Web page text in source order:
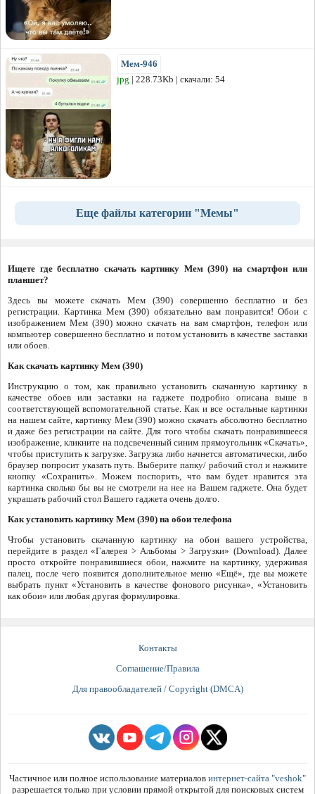
Мем-946
jpg | 228.73Kb | скачали: 54
Еще файлы категории "Мемы"
Ищете где бесплатно скачать картинку Мем (390) на смартфон или
планшет?
Здесь вы можете скачать Мем (390) совершенно бесплатно и без
регистрации. Картинка Мем (390) обязательно вам понравится! Обои с
изображением Мем (390) можно скачать на вам смартфон, телефон или
компьютер совершенно бесплатно и потом установить в качестве заставки
или обоев.
Как скачать картинку Мем (390)
Инструкцию о том, как правильно установить скачанную картинку в
качестве обоев или заставки на гаджете подробно описана выше в
соответствующей вспомогательной статье. Как и все остальные картинки
на нашем сайте, картинку Мем (390) можно скачать абсолютно бесплатно
и даже без регистрации на сайте. Для того чтобы скачать понравившееся
изображение, кликните на подсвеченный синим прямоугольник «Скачать»,
чтобы приступить к загрузке. Загрузка либо начнется автоматически, либо
браузер попросит указать путь. Выберите папку/ рабочий стол и нажмите
кнопку «Сохранить». Можем поспорить, что вам будет нравится эта
картинка сколько бы вы не смотрели на нее на Вашем гаджете. Она будет
украшать рабочий стол Вашего гаджета очень долго.
Как установить картинку Мем (390) на обои телефона
Чтобы установить скачанную картинку на обои вашего устройства,
перейдите в раздел «Галерея > Альбомы > Загрузки» (Download). Далее
просто откройте понравившиеся обои, нажмите на картинку, удерживая
палец, после чего появится дополнительное меню «Ещё», где вы можете
выбрать пункт «Установить в качестве фонового рисунка», «Установить
как обои» или любая другая формулировка.
Контакты
Соглашение/Правила
Для правообладателей / Copyright (DMCA)
Частичное или полное использование материалов интернет-сайта "veshok"
разрешается только при условии прямой открытой для поисковых систем